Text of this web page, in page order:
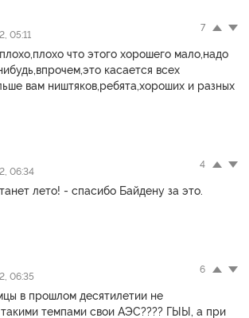
05:11
7
что этого хорошего мало,надо
касается всех
вам ништяков,ребята,хороших и разных
06:34
4
лето! - спасибо Байдену за это.
06:35
6
в прошлом десятилетии не
темпами свои АЭС???? ГЫЫ, а при